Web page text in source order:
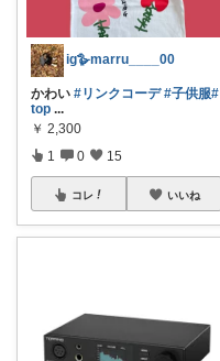
ig🪿marru____00
かわい #リンクコーデ #子供服#
top ...
￥ 2,300
1 0 15
コレ いいね